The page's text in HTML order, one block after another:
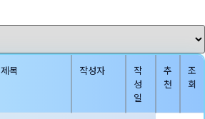
제목 작성자
작
성
일
추
천
조
회